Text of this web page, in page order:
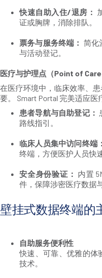
快速自助入住/退房：
证或胸牌，消除排队。
票务与服务终端： 简化
与活动登记。
医疗与护理点（Point of Care
在医疗环境中，临床效率、
要。 Smart Portal 完美适应医
患者导航与自助登记：
路线指引。
临床人员集中访问终端
终端，方便医护人员快
安全身份验证： 内置
件，保障涉密医疗数据
壁挂式数据终端的
自助服务便利性
快速、可靠、优雅的体
技术。